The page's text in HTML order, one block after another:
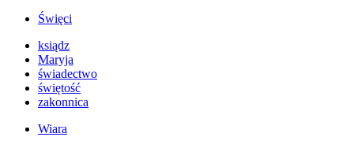
Święci
ksiądz
Maryja
świadectwo
świętość
zakonnica
Wiara